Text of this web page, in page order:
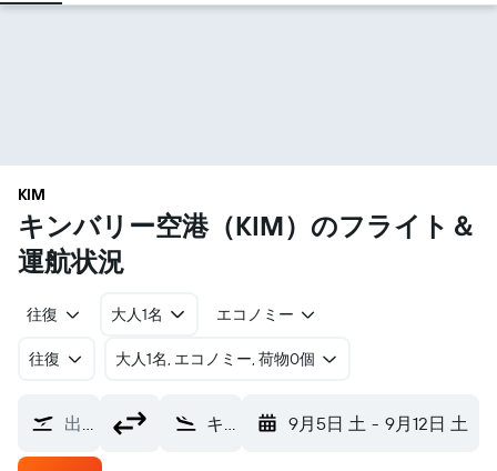
KIM
キンバリー空港​（KIM​）のフライト＆
運航状況
往復 大人1名 エコノミー
往復 ​大人1名, エコノミー, 荷物0個
出発地 キンバリー空港 (KIM) 9月5日 土 - 9月12日 土